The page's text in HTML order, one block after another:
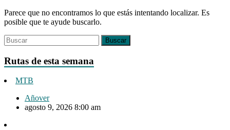
Parece que no encontramos lo que estás intentando localizar. Es
posible que te ayude buscarlo.
Rutas de esta semana
MTB
Añover
agosto 9, 2026 8:00 am